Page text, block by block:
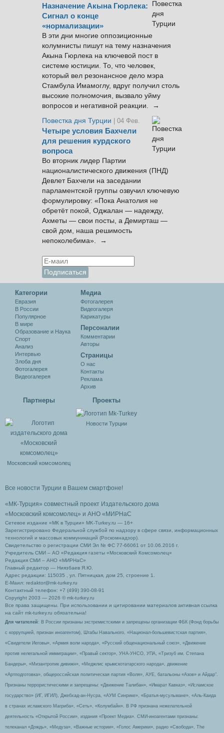
Назначение Акына Гюрлека:
Сигнал о конце
«нормализации»
В эти дни многие оппозиционные
колумнисты пишут на тему назначения
Акына Гюрлека на ключевой пост в
системе юстиции. То, что человек,
который вел резонансное дело мэра
Стамбула Имамоглу, вдруг получил столь
высокие полномочия, вызвало уйму
вопросов и негативной реакции. →
Повестка дня Турции
| 04 Фев.
Четыре условия Бахчели
для решения курдского
вопроса
Во вторник лидер Партии
националистического движения (ПНД)
Девлет Бахчели на заседании
парламентской группы озвучил ключевую
формулировку: «Пока Анатолия не
обретёт покой, Оджалан — надежду,
Ахметы — свои посты, а Демирташ —
свой дом, наша решимость
непоколебима». →
Категории
Евразия
В России
Популярное
В мире
Образование и Наука
Спорт
Анализ
Интервью
Злоба дня
Фотогалерея
Видеогалерея
Медиа
Фотогалерея
Видеогалеря
Карикатуры
Персоналии
Комментарии
Авторы
Cтраницы
О нас
Контакты
Реклама
Архив
Партнеры
Московский комсомолец
Проекты
Новости Турции
Все новости Турции в Вашем смартфоне!
«МК-Турция» совместный проект Издательского дома
«Московский комсомолец» и АНО «МИРНаС
Сетевое издание «МК в Турции» MK-Turkey.ru — 16+
Зарегистрировано Федеральной службой по надзору в сфере связи, информационных
технологий и массовых коммуникаций (Роскомнадзор).
Свидетельство о регистрации СМИ Эл № ФС 77-66061 от 10.06.2016 г.
Учредитель СМИ – АО «Редакция газеты «Московский Комсомолец»
Редакция СМИ – АНО «МИРНаС»
Главный редактор — Ниязбаев Я.Ю.
Адрес редакции: 115035 , ул. Пятницкая, дом 25, строение 1.
Е-Маил: redaktor@mk-turkey.ru
Контактный телефон: +7 (499) 390-08-91
Copyright 2003 — 2026 © mk-turkey.ru
Все права защищены. При использовании и цитировании материалов активная ссылка
на сайт mk-turkey.ru обязательна!
Для читателей : В России признаны экстремистскими и запрещены организации ФБК (Фонд борьбы
с коррупцией, признан иноагентом), Штабы Навального, «Национал-большевистская партия»,
«Свидетели Иеговы», «Армия воли народа», «Русский общенациональный союз», «Движение
против нелегальной иммиграции», «Правый сектор», УНА-УНСО, УПА, «Тризуб им. Степана
Бандеры», «Мизантропик дивижн», «Меджлис крымскотатарского народа», движение
«Артподготовка», общероссийская политическая партия «Воля», АУЕ, батальоны «Азов» и Айдар″.
Признаны террористическими и запрещены: «Движение Талибан», «Имарат Кавказ», «Исламское
государство» (ИГ, ИГИЛ), Джебхад-ан-Нусра, «АУМ Синрике», «Братья-мусульмане», «Аль-Каида
в странах исламского Магриба», «Сеть», «Колумбайн». В РФ признана нежелательной
деятельность «Открытой России», издания «Проект Медиа». СМИ-иноагентами признаны:
телеканал «Дождь», «Медуза», «Важные истории», «Голос Америки», радио «Свобода», The